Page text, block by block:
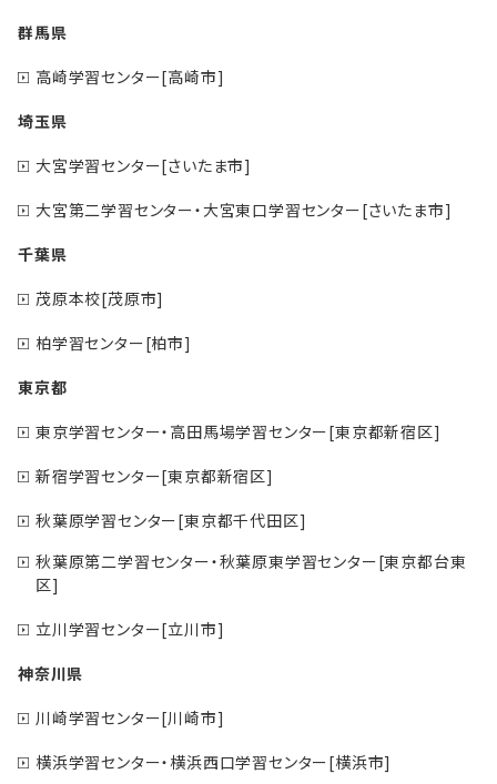
群馬県
高崎学習センター[高崎市]
埼玉県
大宮学習センター[さいたま市]
大宮第二学習センター・大宮東口学習センター[さいたま市]
千葉県
茂原本校[茂原市]
柏学習センター[柏市]
東京都
東京学習センター・高田馬場学習センター[東京都新宿区]
新宿学習センター[東京都新宿区]
秋葉原学習センター[東京都千代田区]
秋葉原第二学習センター・秋葉原東学習センター[東京都台東
区]
立川学習センター[立川市]
神奈川県
川崎学習センター[川崎市]
横浜学習センター・横浜西口学習センター[横浜市]